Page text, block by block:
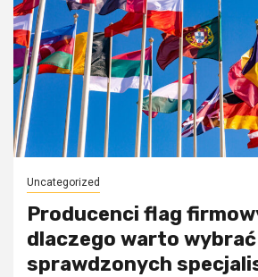
Uncategorized
Producenci flag
dlaczego warto wybrać
sprawdzonych